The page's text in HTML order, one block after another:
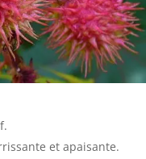
et apaisante.